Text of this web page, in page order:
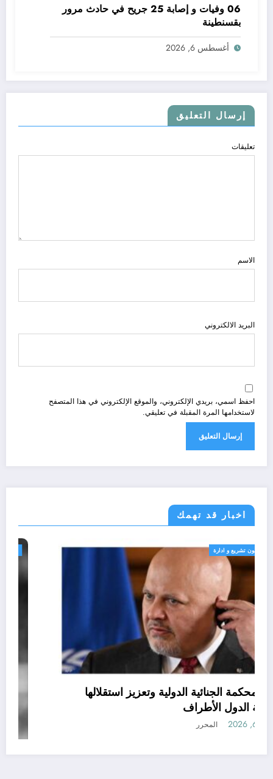
06 وفيات و إصابة 25 جريح في حادث مرور
بقسنطينة
أغسطس 6, 2026
إرسال التعليق
تعليقات
الاسم
البريد الالكتروني
احفظ اسمي، بريدي الإلكتروني، والموقع الإلكتروني في هذا المتصفح
لاستخدامها المرة المقبلة في تعليقي.
اخبار قد تهمك
الحدث قانون تشريع و ادارة
حماية المحكمة الجنائية الدولية وتعزيز استقلالها
مسؤولية الدول الأطراف
أغسطس 6, 2026